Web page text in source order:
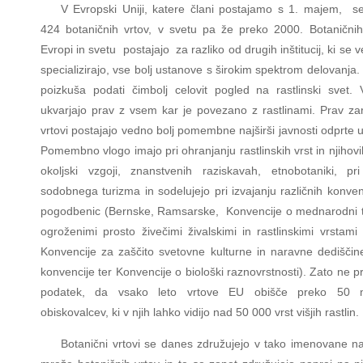
V Evropski Uniji, katere člani postajamo s 1. majem,
424 botaničnih vrtov, v svetu pa že preko 2000.
Evropi in svetu postajajo za razliko od drugih inštitucij, ki se
specializirajo, vse bolj ustanove s širokim spektrom delovanja.
poizkuša podati čimbolj celovit pogled na rastlinski svet.
ukvarjajo prav z vsem kar je povezano z rastlinami. Prav
vrtovi postajajo vedno bolj pomembne najširši javnosti odprte
Pomembno vlogo imajo pri ohranjanju rastlinskih vrst in
okoljski vzgoji, znanstvenih raziskavah, etnobotaniki,
sodobnega turizma in sodelujejo pri izvajanju različnih
pogodbenic (Bernske, Ramsarske, Konvencije o mednarodni
ogroženimi prosto živečimi živalskimi in rastlinskimi vrstami
Konvencije za zaščito svetovne kulturne in naravne
konvencije ter Konvencije o biološki raznovrstnosti). Zato ne
podatek, da vsako leto vrtove EU obišče preko 50
obiskovalcev, ki v njih lahko vidijo nad 50 000 vrst višjih rastlin.
Botanični vrtovi se danes združujejo v tako imenovane